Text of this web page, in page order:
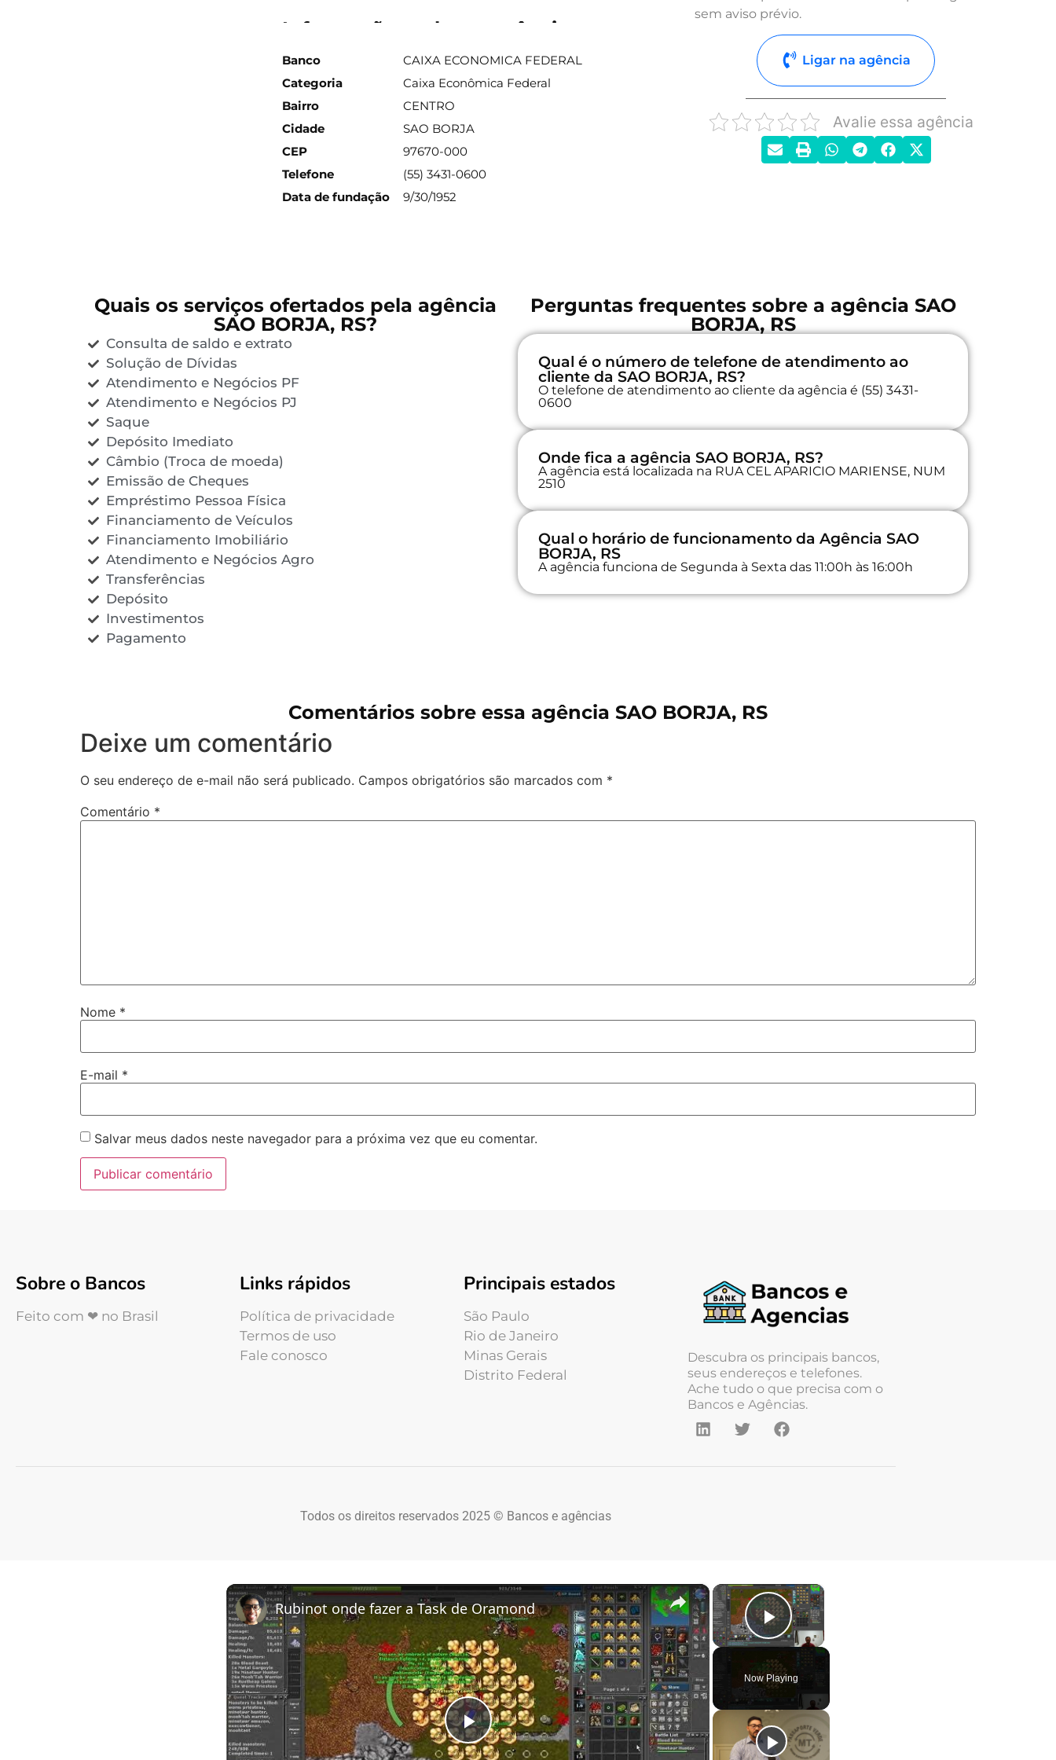
Informações sobre a agência
Banco
CAIXA ECONOMICA FEDERAL
Categoria
Caixa Econômica Federal
Bairro
CENTRO
Cidade
SAO BORJA
CEP
97670-000
Telefone
(55) 3431-0600
Data de fundação
9/30/1952
sem aviso prévio.
Ligar na agência
Avalie essa agência
Quais os serviços ofertados pela agência
SAO BORJA, RS?
Consulta de saldo e extrato
Solução de Dívidas
Atendimento e Negócios PF
Atendimento e Negócios PJ
Saque
Depósito Imediato
Câmbio (Troca de moeda)
Emissão de Cheques
Empréstimo Pessoa Física
Financiamento de Veículos
Financiamento Imobiliário
Atendimento e Negócios Agro
Transferências
Depósito
Investimentos
Pagamento
Perguntas frequentes sobre a agência SAO
BORJA, RS
Qual é o número de telefone de atendimento ao
cliente da SAO BORJA, RS?
O telefone de atendimento ao cliente da agência é (55) 3431-
0600
Onde fica a agência SAO BORJA, RS?
A agência está localizada na RUA CEL APARICIO MARIENSE, NUM
2510
Qual o horário de funcionamento da Agência SAO
BORJA, RS
A agência funciona de Segunda à Sexta das 11:00h às 16:00h
Comentários sobre essa agência SAO BORJA, RS
Deixe um comentário
O seu endereço de e-mail não será publicado. Campos obrigatórios são marcados com *
Comentário *
Nome *
E-mail *
Salvar meus dados neste navegador para a próxima vez que eu comentar.
Sobre o Bancos
Feito com ❤ no Brasil
Links rápidos
Política de privacidade
Termos de uso
Fale conosco
Principais estados
São Paulo
Rio de Janeiro
Minas Gerais
Distrito Federal
Descubra os principais bancos,
seus endereços e telefones.
Ache tudo o que precisa com o
Bancos e Agências.
Todos os direitos reservados 2025 © Bancos e agências
×
Play Video
Now Playing
×
Play Video
Rubinot onde fazer a Task de Oramond